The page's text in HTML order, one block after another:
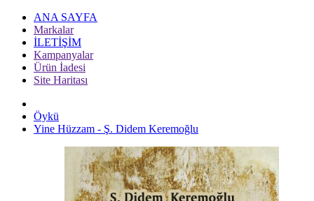
ANA SAYFA
Markalar
İLETİŞİM
Kampanyalar
Ürün İadesi
Site Haritası
Öykü
Yine Hüzzam - Ş. Didem Keremoğlu